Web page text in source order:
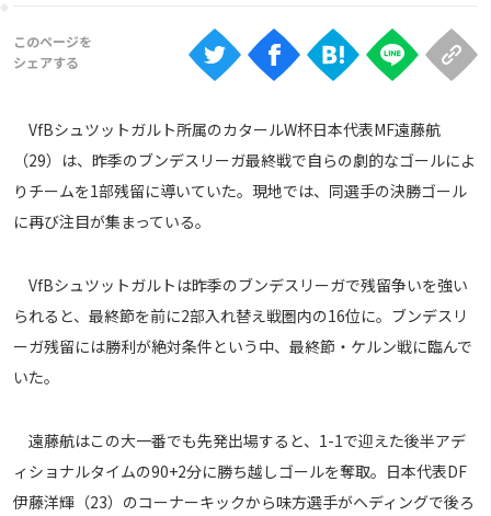
ABEMAの視聴について
iOS Apps
Android
TV
VfBシュツットガルト所属のカタールW杯日本代表MF遠藤航
（29）は、昨季のブンデスリーガ最終戦で自らの劇的なゴールによ
りチームを1部残留に導いていた。現地では、同選手の決勝ゴール
に再び注目が集まっている。
VfBシュツットガルトは昨季のブンデスリーガで残留争いを強い
られると、最終節を前に2部入れ替え戦圏内の16位に。ブンデスリ
ーガ残留には勝利が絶対条件という中、最終節・ケルン戦に臨んで
いた。
遠藤航はこの大一番でも先発出場すると、1-1で迎えた後半アデ
ィショナルタイムの90+2分に勝ち越しゴールを奪取。日本代表DF
伊藤洋輝（23）のコーナーキックから味方選手がヘディングで後ろ